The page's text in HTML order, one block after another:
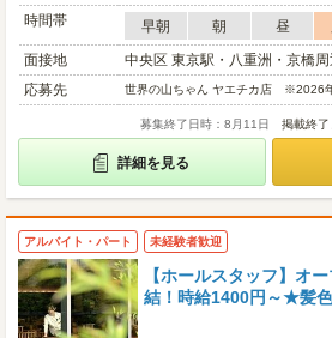
時間帯
早朝 朝 昼
面接地
中央区 東京駅・八重洲・京橋周
応募先
世界の山ちゃん ヤエチカ店 ※2026
募集終了日時：8月11日 掲載終了
詳細を見る
アルバイト・パート 未経験者歓迎
【ホールスタッフ】オ
結！時給1400円～★髪